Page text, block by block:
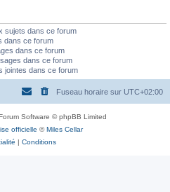
sujets dans ce forum
dans ce forum
dans ce forum
dans ce forum
jointes dans ce forum
Fuseau horaire sur UTC+02:00
Software © phpBB Limited
officielle ©Miles Cellar
| Conditions